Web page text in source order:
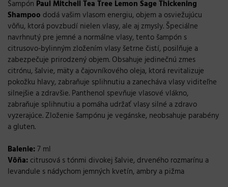
Šampón Paul Mitchell Tea Tree Lemon Sage Thickening
Shampoo dodá vašim vlasom energiu, objem a osviežujúcu
vôňu, ktorá povzbudí nielen vlasy, ale aj zmysly. Špeciálne
navrhnutý pre jemné a normálne vlasy, tento šampón s
citrusovo-bylinným zložením vlasy šetrne čistí, posilňuje a
zabezpečuje prirodzený objem. Obsahuje jedinečnú zmes
citrónu, šalvie, mäty a čajovníkového oleja, ktorá revitalizuje
pokožku hlavy, zabraňuje splihnutiu a zanecháva vlasy viditeľne
silnejšie a zdravšie. Panthenol spevňuje vlasové vlákno,
zabraňuje splihnutiu a pomáha udržať vlasy silné a zdravo
vyzerajúce. Zloženie šampónu je vegánske, neobsahuje parabény
a gluten.
Balenie:7 ml
Vôňa: citrusová s tónmi divokej šalvie, drveného rozmarínu a
levandule s nádychom jemných kvetín, ambry a pižma